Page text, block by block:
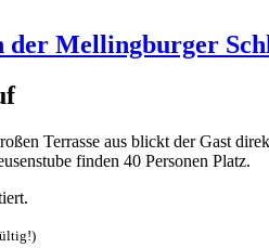
Mellingburger
Terrasse aus blickt der Gast
finden 40 Personen Platz.